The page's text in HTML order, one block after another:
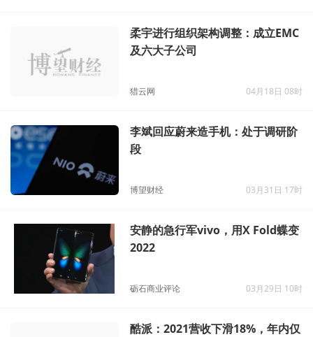
柔宇进行组织架构调整：成立EMC
及六大子公司
猎云网 04月18日 08时
李斌回应蔚来造手机：处于调研阶
段
博望财经 03月31日 17时
安静的急行军vivo，用X Fold蝶变
2022
砺石商业评论 03月29日 10时
酷派：2021营收下滑18%，年内仅